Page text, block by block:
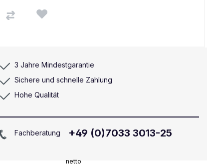
netto
3 Jahre Mindestgarantie
Sichere und schnelle Zahlung
Hohe Qualität
Fachberatung +49 (0)7033 3013-25